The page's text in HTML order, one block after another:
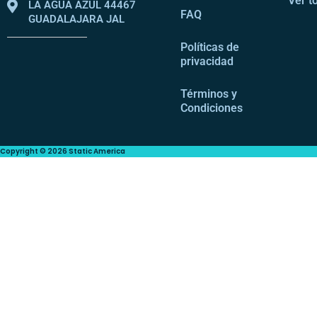
LA AGUA AZUL 44467
GUADALAJARA JAL
FAQ
Políticas de
privacidad
Términos y
Condiciones
Copyright © 2026 Static America